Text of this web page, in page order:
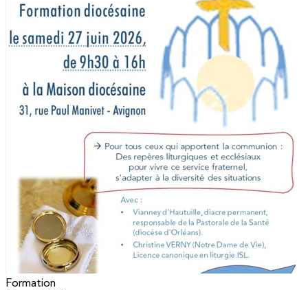
Formation